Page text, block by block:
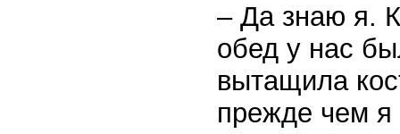
– Да знаю я.
обед у нас
вытащила
прежде чем я